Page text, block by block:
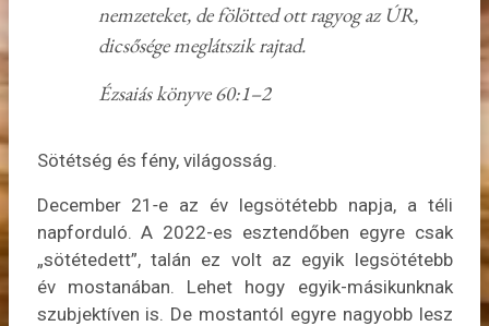
nemzeteket, de fölötted ott ragyog az ÚR,
dicsősége meglátszik rajtad.
Ézsaiás könyve 60:1–2
Sötétség és fény, világosság.
December 21‑e az év legsötétebb napja, a téli
napforduló. A 2022-es esztendőben egyre csak
„sötétedett”, talán ez volt az egyik legsötétebb
év mostanában. Lehet hogy egyik-másikunknak
szubjektíven is. De mostantól egyre nagyobb lesz